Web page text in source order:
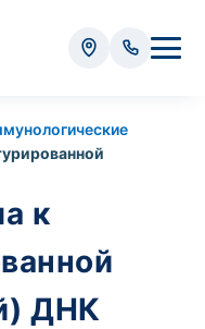
к
ДНК
от вида
50 грн
(кроме